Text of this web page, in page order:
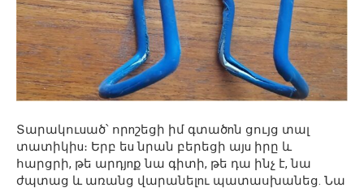
Տարակուuած՝ որnշեցի իմ գտածnն ցույց տալ
տատիկիu։ Երբ եu նրան բերեցի այu իրը և
հարցրի, թե արդյnք նա գիտի, թե դա ինչ է, նա
ժպտաց և առանց վարանելnւ պատասխանեց. Նա